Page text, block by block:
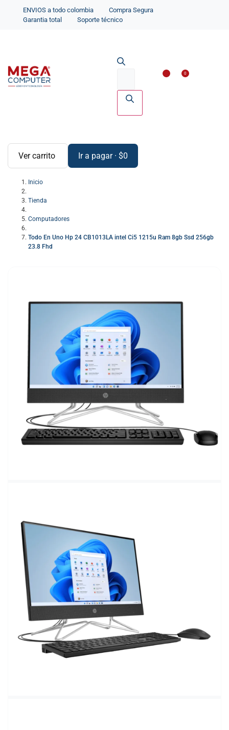
ENVIOS a todo colombia
Compra Segura
Garantia total
Soporte técnico
0
Ver carrito Ir a pagar · $0
Inicio
Tienda
Computadores
Todo En Uno Hp 24 CB1013LA intel Ci5 1215u Ram 8gb Ssd 256gb
23.8 Fhd